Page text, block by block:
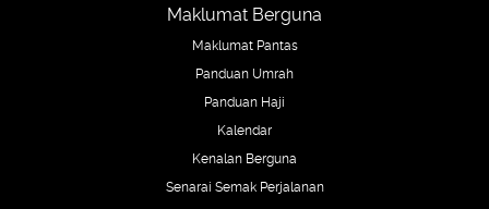
Maklumat Berguna
Maklumat Pantas
Panduan Umrah
Panduan Haji
Kalendar
Kenalan Berguna
Senarai Semak Perjalanan